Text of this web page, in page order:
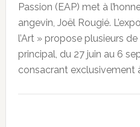
Passion (EAP) met à
angevin, Joël Rougié.
l’Art » propose plusieurs
principal, du 27 juin au 6
consacrant exclusivement